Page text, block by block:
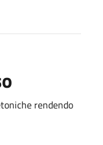
rendendo